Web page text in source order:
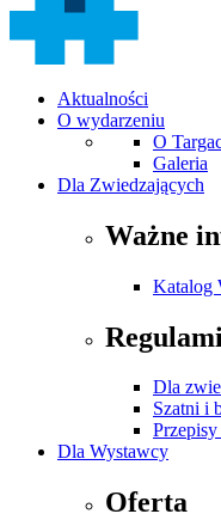
Aktualności
O wydarzeniu
O
Galeria
Dla Zwiedzających
Ważne
Katalog
Dla
Szatni i
Dla Wystawcy
Oferta